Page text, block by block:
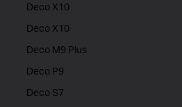
Deco X10
Deco X10
Deco M9 Plus
Deco P9
Deco S7